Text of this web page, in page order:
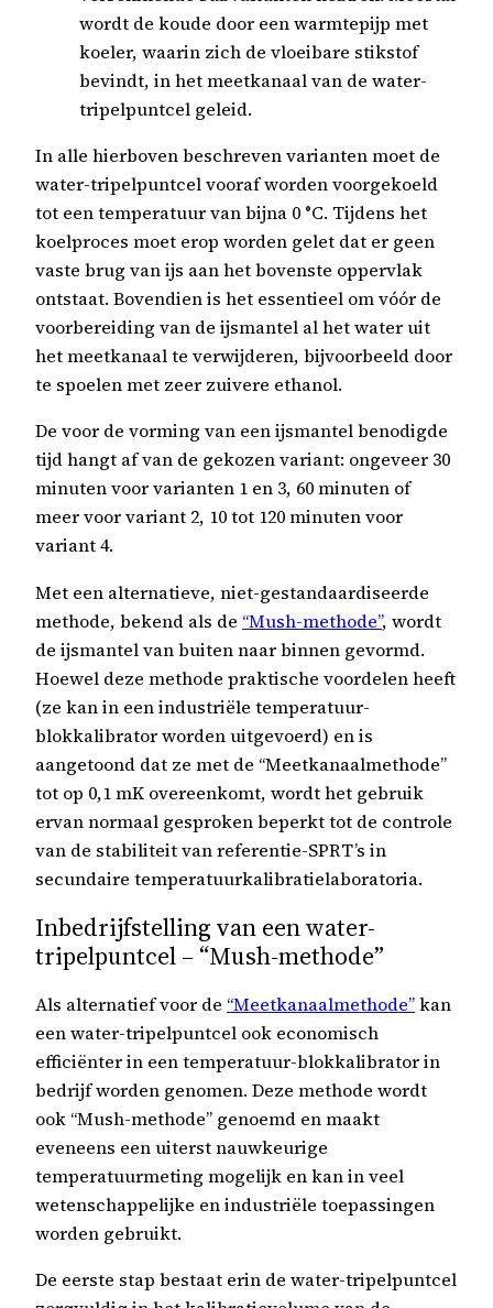
wordt de koude door een warmtepijp met
koeler, waarin zich de vloeibare stikstof
bevindt, in het meetkanaal van de water-
tripelpuntcel geleid.
In alle hierboven beschreven varianten moet de
water-tripelpuntcel vooraf worden voorgekoeld
tot een temperatuur van bijna 0 °C. Tijdens het
koelproces moet erop worden gelet dat er geen
vaste brug van ijs aan het bovenste oppervlak
ontstaat. Bovendien is het essentieel om vóór de
voorbereiding van de ijsmantel al het water uit
het meetkanaal te verwijderen, bijvoorbeeld door
te spoelen met zeer zuivere ethanol.
De voor de vorming van een ijsmantel benodigde
tijd hangt af van de gekozen variant: ongeveer 30
minuten voor varianten 1 en 3, 60 minuten of
meer voor variant 2, 10 tot 120 minuten voor
variant 4.
Met een alternatieve, niet-gestandaardiseerde
methode, bekend als de “Mush-methode”, wordt
de ijsmantel van buiten naar binnen gevormd.
Hoewel deze methode praktische voordelen heeft
(ze kan in een industriële temperatuur-
blokkalibrator worden uitgevoerd) en is
aangetoond dat ze met de “Meetkanaalmethode”
tot op 0,1 mK overeenkomt, wordt het gebruik
ervan normaal gesproken beperkt tot de controle
van de stabiliteit van referentie-SPRT’s in
secundaire temperatuurkalibratielaboratoria.
Inbedrijfstelling van een water-
tripelpuntcel – “Mush-methode”
Als alternatief voor de “Meetkanaalmethode”kan
een water-tripelpuntcel ook economisch
efficiënter in een temperatuur-blokkalibrator in
bedrijf worden genomen. Deze methode wordt
ook “Mush-methode” genoemd en maakt
eveneens een uiterst nauwkeurige
temperatuurmeting mogelijk en kan in veel
wetenschappelijke en industriële toepassingen
worden gebruikt.
De eerste stap bestaat erin de water-tripelpuntcel